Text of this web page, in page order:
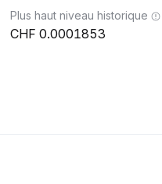
Plus haut niveau historique
0.0001853